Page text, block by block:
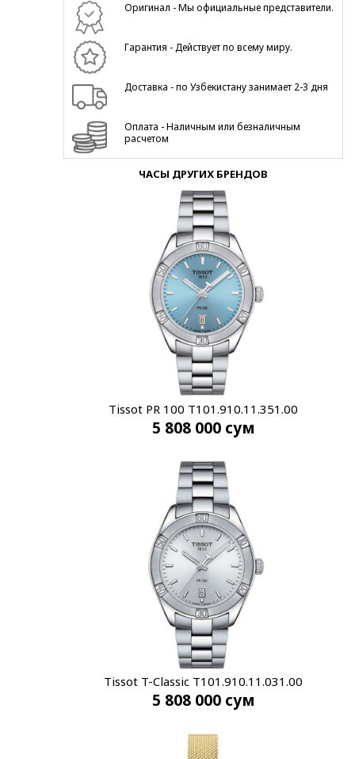
Оригинал - Мы официальные представители.
Гарантия - Действует по всему миру.
Доставка - по Узбекистану занимает 2-3 дня
Оплата - Наличным или безналичным
расчетом
ЧАСЫ ДРУГИХ БРЕНДОВ
Tissot PR 100 T101.910.11.351.00
5 808 000 сум
Tissot T-Classic T101.910.11.031.00
5 808 000 сум